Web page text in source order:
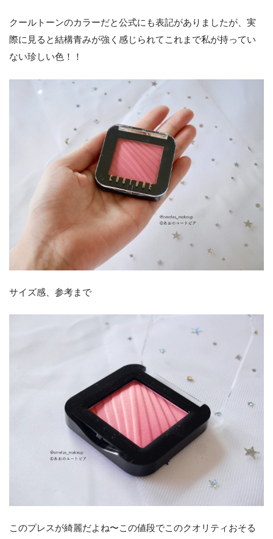
クールトーンのカラーだと公式にも表記がありましたが、実
際に見ると結構青みが強く感じられてこれまで私が持ってい
ない珍しい色！！
サイズ感、参考まで
このプレスが綺麗だよね〜この値段でこのクオリティおそる